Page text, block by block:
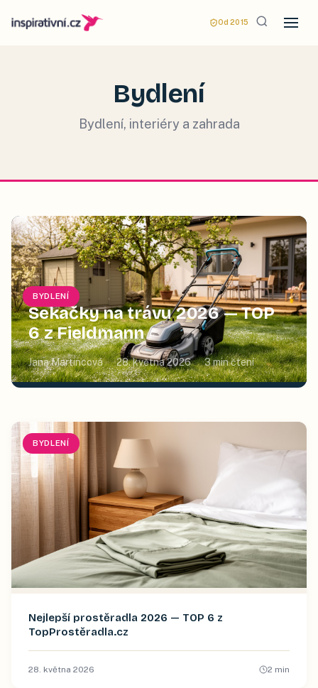
Od 2015
Bydlení
Bydlení, interiéry a zahrada
BYDLENÍ
Sekačky na trávu 2026 — TOP
6 z Fieldmann
Jana Martincová 28. května 2026 3min čtení
BYDLENÍ
Nejlepší prostěradla 2026 — TOP 6 z
TopProstěradla.cz
28. května 2026 2 min